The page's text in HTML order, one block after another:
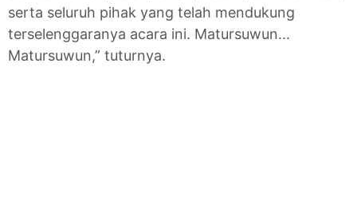
serta seluruh pihak yang telah mendukung
terselenggaranya acara ini. Matursuwun...
Matursuwun,” tuturnya.